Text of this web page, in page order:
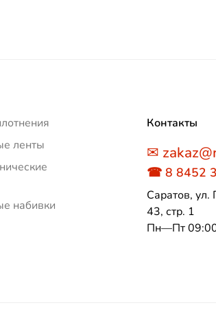
ленты
набивки
Контакты
✉
☎ 8 8452
Саратов, ул.
43, стр. 1
Пн—Пт